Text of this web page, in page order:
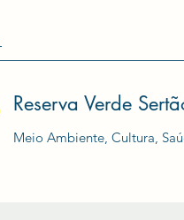
Reserva Verde
Meio Ambiente, Cultura,